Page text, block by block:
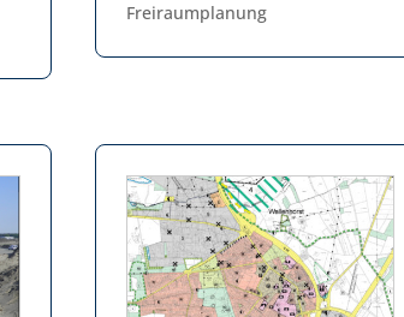
Freiraumplanung